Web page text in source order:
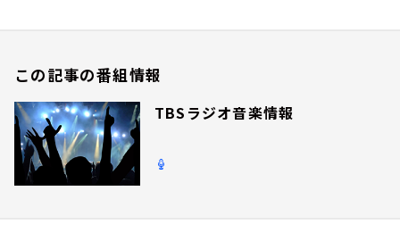
この記事の番組情報
TBSラジオ音楽情報